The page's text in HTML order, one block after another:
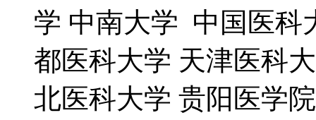
学 中南大学 中国医科
都医科大学 天津医科
北医科大学 贵阳医学